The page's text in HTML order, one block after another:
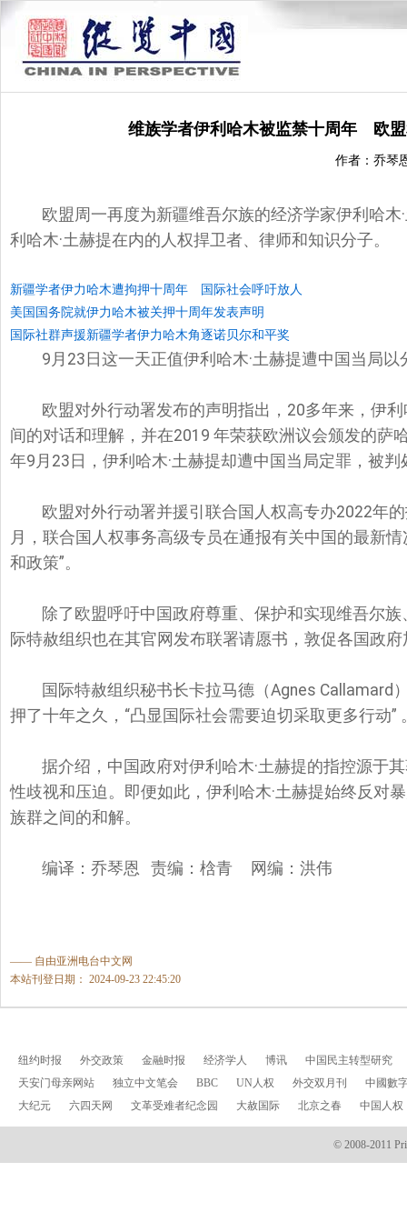
维族学者伊利哈木被监禁十周年 欧
作者：乔琴
欧盟周一再度为新疆维吾尔族的经济学家伊利哈
利哈木·土赫提在内的人权捍卫者、律师和知识分子。
新疆学者伊力哈木遭拘押十周年 国际社会呼吁放人
美国国务院就伊力哈木被关押十周年发表声明
国际社群声援新疆学者伊力哈木角逐诺贝尔和平奖
9月23日这一天正值伊利哈木·土赫提遭中国当局
欧盟对外行动署发布的声明指出，20多年来，伊
间的对话和理解，并在2019 年荣获欧洲议会颁发的萨
年9月23日，伊利哈木·土赫提却遭中国当局定罪，被判
欧盟对外行动署并援引联合国人权高专办2022年
月，联合国人权事务高级专员在通报有关中国的最新
和政策”。
除了欧盟呼吁中国政府尊重、保护和实现维吾尔
际特赦组织也在其官网发布联署请愿书，敦促各国政
国际特赦组织秘书长卡拉马德（Agnes Callamard
押了十年之久，“凸显国际社会需要迫切采取更多行动”
据介绍，中国政府对伊利哈木·土赫提的指控源于
性歧视和压迫。即便如此，伊利哈木·土赫提始终反对
族群之间的和解。
编译：乔琴恩 责编：梒青 网编：洪伟
—— 自由亚洲电台中文网
本站刊登日期： 2024-09-23 22:45:20
纽约时报 外交政策 金融时报 经济学人 博讯
中国民主转型研究
天安门母亲网站
独立中文笔会 BBC UN人权 外交双月刊
中國數
大纪元
六四天网 文革受难者纪念园 大赦国际 北京之春 中国人权
© 2008-2011